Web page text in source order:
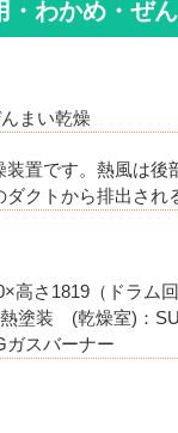
わかめ・ぜん
んまい乾燥
置です。熱風は後
クトから排出され
高さ1819（ドラム
塗装 (乾燥室)：
スバーナー